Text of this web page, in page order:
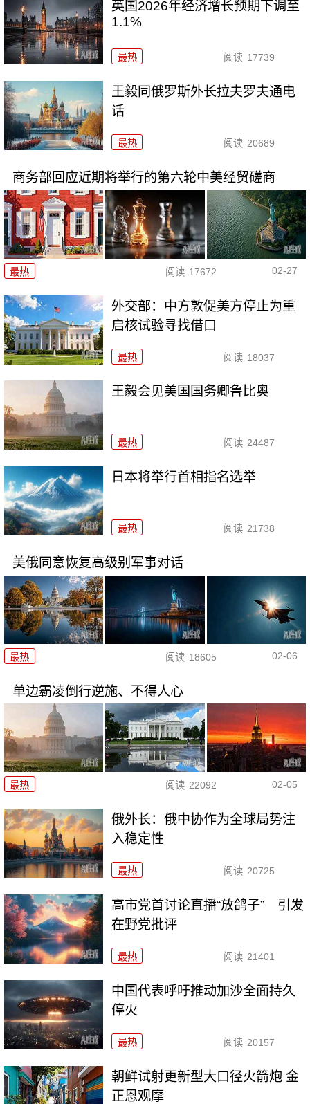
英国2026年经济增长预期下调至
1.1%
最热 阅读 17739
王毅同俄罗斯外长拉夫罗夫通电
话
最热 阅读 20689
商务部回应近期将举行的第六轮中美经贸磋商
最热 阅读 17672 02-27
外交部：中方敦促美方停止为重
启核试验寻找借口
最热 阅读 18037
王毅会见美国国务卿鲁比奥
最热 阅读 24487
日本将举行首相指名选举
最热 阅读 21738
美俄同意恢复高级别军事对话
最热 阅读 18605 02-06
单边霸凌倒行逆施、不得人心
最热 阅读 22092 02-05
俄外长：俄中协作为全球局势注
入稳定性
最热 阅读 20725
高市党首讨论直播“放鸽子” 引发
在野党批评
最热 阅读 21401
中国代表呼吁推动加沙全面持久
停火
最热 阅读 20157
朝鲜试射更新型大口径火箭炮 金
正恩观摩